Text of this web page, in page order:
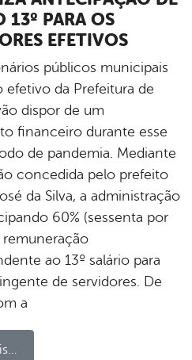
13º PARA OS
EFETIVOS
públicos municipais
efetivo da Prefeitura de
dispor de um
financeiro durante esse
de pandemia. Mediante
concedida pelo prefeito
da Silva, a administração
60% (sessenta por
ao 13º salário para
de servidores. De
a